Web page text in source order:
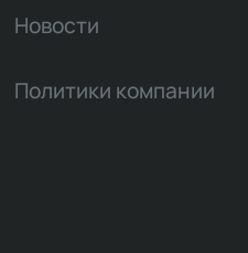
Новости
Политики компании